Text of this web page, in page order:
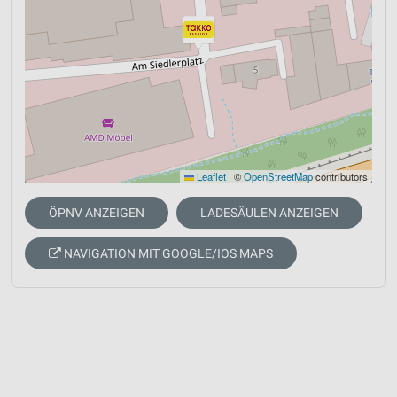
Leaflet | ©OpenStreetMapcontributors
ÖPNV ANZEIGEN LADESÄULEN ANZEIGEN
NAVIGATION MIT GOOGLE/IOS MAPS